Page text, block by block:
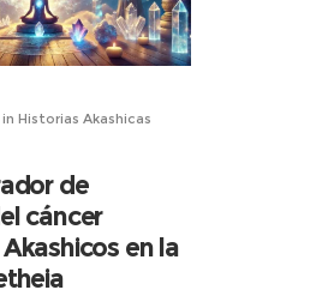
in Historias Akashicas
de
cáncer
en la